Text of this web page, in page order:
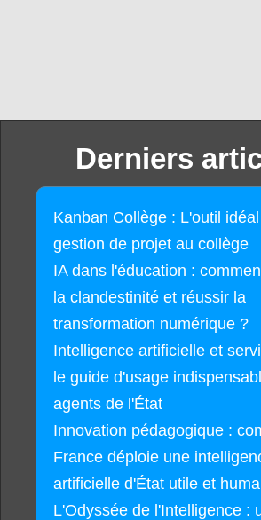
Derniers
Kanban Collège : L'outil
gestion de projet au collège
IA dans l'éducation :
la clandestinité et réussir la
transformation numérique ?
Intelligence artificielle et
le guide d'usage
agents de l'État
Innovation pédagogique :
France déploie une
artificielle d'État utile et
L'Odyssée de l'Intelligence :